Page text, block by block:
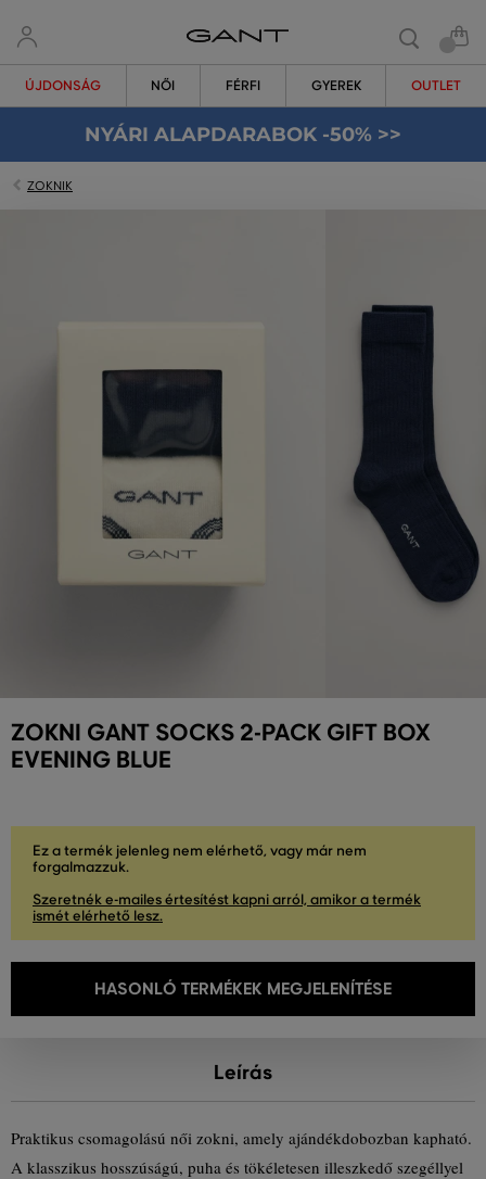
ÚJDONSÁG NŐI FÉRFI GYEREK OUTLET
NYÁRI ALAPDARABOK -50% >>
ZOKNIK
ZOKNI GANT SOCKS 2-PACK GIFT BOX
EVENING BLUE
Ez a termék jelenleg nem elérhető, vagy már nem
forgalmazzuk.
Szeretnék e-mailes értesítést kapni arról, amikor a termék
ismét elérhető lesz.
HASONLÓ TERMÉKEK MEGJELENÍTÉSE
Leírás
Praktikus csomagolású női zokni, amely ajándékdobozban kapható.
A klasszikus hosszúságú, puha és tökéletesen illeszkedő szegéllyel